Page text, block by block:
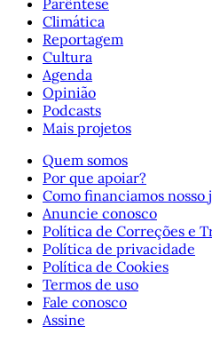
Parêntese
Climática
Reportagem
Cultura
Agenda
Opinião
Podcasts
Mais projetos
Quem somos
Por que apoiar?
Como financiamos nosso
Anuncie conosco
Política de Correções e
Política de privacidade
Política de Cookies
Termos de uso
Fale conosco
Assine